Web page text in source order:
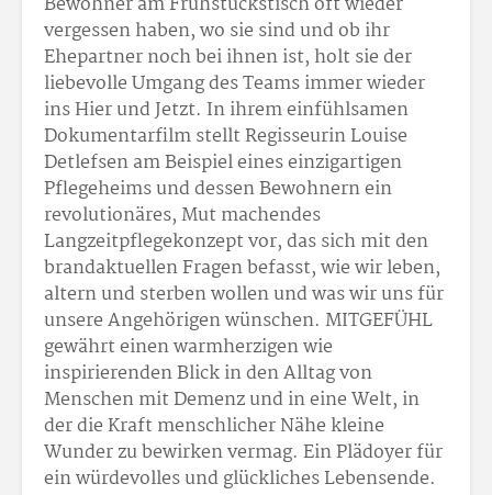
vergessen haben, wo sie sind und ob ihr
Ehepartner noch bei ihnen ist, holt sie der
liebevolle Umgang des Teams immer wieder
ins Hier und Jetzt. In ihrem einfühlsamen
Dokumentarfilm stellt Regisseurin Louise
Detlefsen am Beispiel eines einzigartigen
Pflegeheims und dessen Bewohnern ein
revolutionäres, Mut machendes
Langzeitpflegekonzept vor, das sich mit den
brandaktuellen Fragen befasst, wie wir leben,
altern und sterben wollen und was wir uns für
unsere Angehörigen wünschen. MITGEFÜHL
gewährt einen warmherzigen wie
inspirierenden Blick in den Alltag von
Menschen mit Demenz und in eine Welt, in
der die Kraft menschlicher Nähe kleine
Wunder zu bewirken vermag. Ein Plädoyer für
ein würdevolles und glückliches Lebensende.